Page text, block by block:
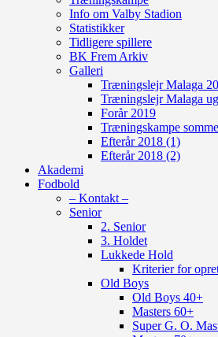
Info om Valby Stadion
Statistikker
Tidligere spillere
BK Frem Arkiv
Galleri
Træningslejr Malaga
Træningslejr Malaga
Forår 2019
Træningskampe
Efterår 2018 (1)
Efterår 2018 (2)
Akademi
Fodbold
– Kontakt –
Senior
2. Senior
3. Holdet
Lukkede Hold
Kriterier for
Old Boys
Old Boys 40+
Masters 60+
Super G. O.